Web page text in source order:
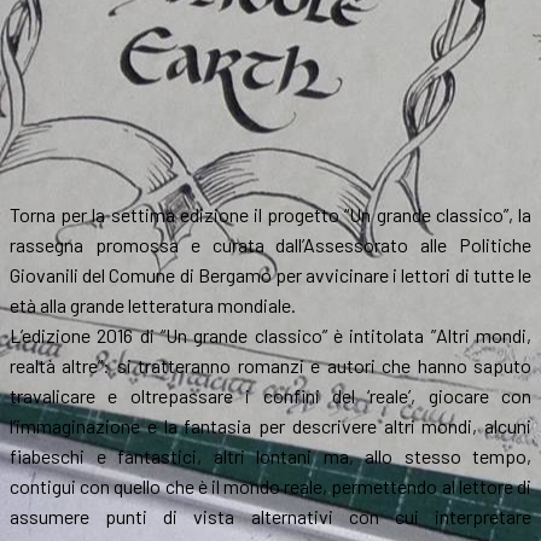
Torna per la settima edizione il progetto “Un grande classico”, la
rassegna promossa e curata dall’Assessorato alle Politiche
Giovanili del Comune di Bergamo per avvicinare i lettori di tutte le
età alla grande letteratura mondiale.
L’edizione 2016 di “Un grande classico” è intitolata ”Altri mondi,
realtà altre”: si tratteranno romanzi e autori che hanno saputo
travalicare e oltrepassare i confini del ‘reale’, giocare con
l’immaginazione e la fantasia per descrivere altri mondi, alcuni
fiabeschi e fantastici, altri lontani ma, allo stesso tempo,
contigui con quello che è il mondo reale, permettendo al lettore di
assumere punti di vista alternativi con cui interpretare